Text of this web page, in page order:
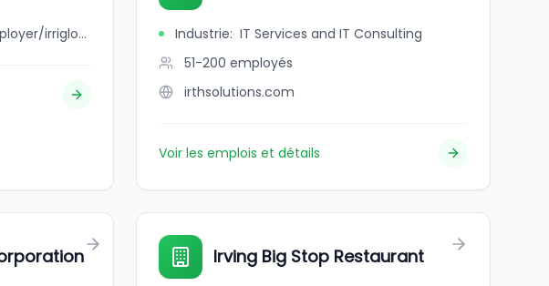
jobbank.gc.ca/browsejobs/employer/irriglobe+inc./ca Industrie: IT Services and IT Consulting
51-200 employés
irthsolutions.com
Voir les emplois et détails
Irving Big Stop Restaurant